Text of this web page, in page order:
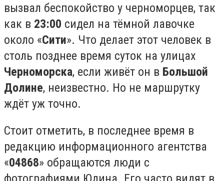
вызвал беспокойство у черноморцев, так
как в 23:00 сидел на тёмной лавочке
около «Сити». Что делает этот человек в
столь позднее время суток на улицах
Черноморска, если живёт он в Большой
Долине, неизвестно. Но не маршрутку
ждёт уж точно.
Стоит отметить, в последнее время в
редакцию информационного агентства
«04868» обращаются люди с